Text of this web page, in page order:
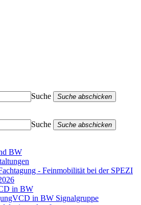
Suche
Suche abschicken
Suche
Suche abschicken
BW
- Feinmobilität bei der SPEZI
in BW
in BW Signalgruppe